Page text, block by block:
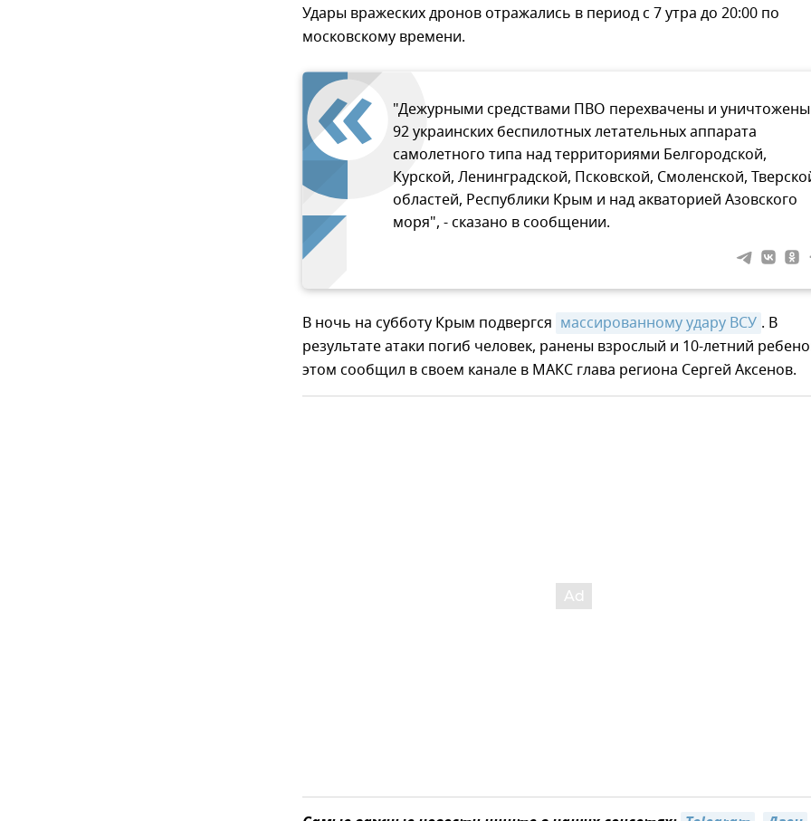
Удары вражеских дронов отражались в период с 7 утра до 20:00 по
московскому времени.
"Дежурными средствами ПВО перехвачены и уничтожены
92 украинских беспилотных летательных аппарата
самолетного типа над территориями Белгородской,
Курской, Ленинградской, Псковской, Смоленской,
областей, Республики Крым и над акваторией Азовского
моря", - сказано в сообщении.
В ночь на субботу Крым подвергся массированному удару ВСУ . В
результате атаки погиб человек, ранены взрослый и 10-летний
этом сообщил в своем канале в МАКС глава региона Сергей Аксенов.